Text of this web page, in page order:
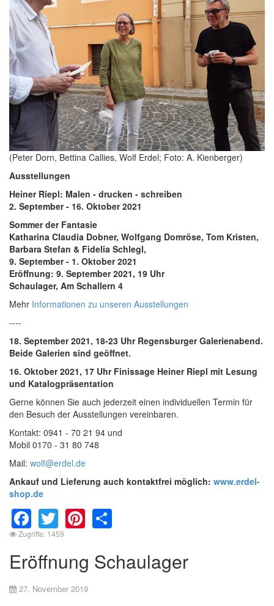
(Peter Dorn, Bettina Callies, Wolf Erdel; Foto: A. Kienberger)
Ausstellungen
Heiner Riepl: Malen - drucken - schreiben
2. September - 16. Oktober 2021
Sommer der Fantasie
Katharina Claudia Dobner, Wolfgang Domröse, Tom Kristen,
Barbara Stefan & Fidelia Schlegl,
9. September - 1. Oktober 2021
Eröffnung: 9. September 2021, 19 Uhr
Schaulager, Am Schallern 4
Mehr Informationen zu unseren Ausstellungen
----
18. September 2021, 18-23 Uhr Regensburger Galerienabend.
Beide Galerien sind geöffnet.
16. Oktober 2021, 17 Uhr Finissage Heiner Riepl mit Lesung
und Katalogpräsentation
Gerne können Sie auch jederzeit einen individuellen Termin für
den Besuch der Ausstellungen vereinbaren.
Kontakt: 0941 - 70 21 94 und
Mobil 0170 - 31 80 748
Mail: wolf@erdel.de
Ankauf und Lieferung auch kontaktfrei möglich: www.erdel-
shop.de
Facebook
TwitterPinterest
Zugriffe: 1459
Eröffnung Schaulager
27. November 2019